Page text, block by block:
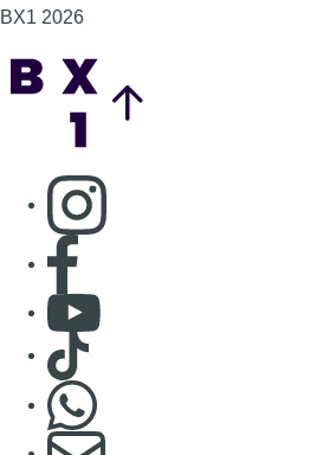
BX1 2026
Consulter page Instagram
Consulter page Facebook
Consulter Youtube
Consulter TikTok
S'abonner à notre newsletter